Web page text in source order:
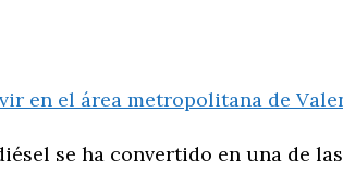
se ha convertido en una de las